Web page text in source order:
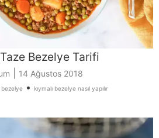
Taze Bezelye Tarifi
14 Ağustos 2018
bezelye • kıymalı bezelye nasıl yapılır